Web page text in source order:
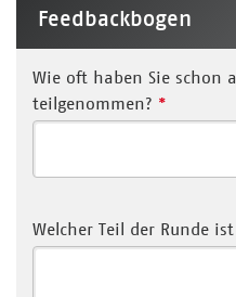
Feedbackbogen
Wie oft haben Sie schon
teilgenommen? *
Welcher Teil der Runde